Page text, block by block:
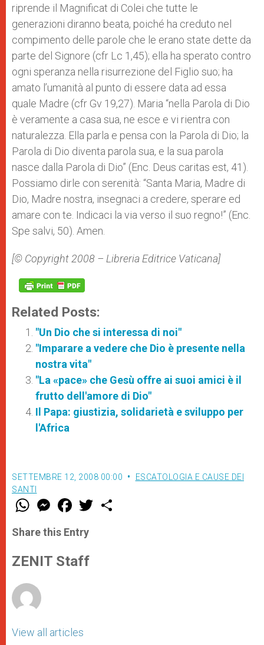
riprende il Magnificat di Colei che tutte le
generazioni diranno beata, poiché ha creduto nel
compimento delle parole che le erano state dette da
parte del Signore (cfr Lc 1,45); ella ha sperato contro
ogni speranza nella risurrezione del Figlio suo; ha
amato l’umanità al punto di essere data ad essa
quale Madre (cfr Gv 19,27). Maria “nella Parola di Dio
è veramente a casa sua, ne esce e vi rientra con
naturalezza. Ella parla e pensa con la Parola di Dio; la
Parola di Dio diventa parola sua, e la sua parola
nasce dalla Parola di Dio” (Enc. Deus caritas est, 41).
Possiamo dirle con serenità: “Santa Maria, Madre di
Dio, Madre nostra, insegnaci a credere, sperare ed
amare con te. Indicaci la via verso il suo regno!” (Enc.
Spe salvi, 50). Amen.
[© Copyright 2008 – Libreria Editrice Vaticana]
Related Posts:
"Un Dio che si interessa di noi"
"Imparare a vedere che Dio è presente nella
nostra vita"
"La «pace» che Gesù offre ai suoi amici è il
frutto dell'amore di Dio"
Il Papa: giustizia, solidarietà e sviluppo per
l'Africa
SETTEMBRE 12, 2008 00:00
ESCATOLOGIA E CAUSE DEI
SANTI
W
t
s
p
p
M
e
s
e
g
e
F
a
e
b
o
k
w
Share this Entry
ZENIT Staff
View all articles